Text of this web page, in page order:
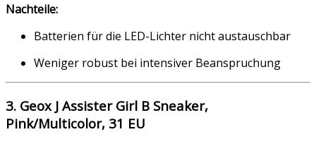
Nachteile:
Batterien für die LED-Lichter nicht austauschbar
Weniger robust bei intensiver Beanspruchung
3. Geox J Assister Girl B Sneaker,
Pink/Multicolor, 31 EU